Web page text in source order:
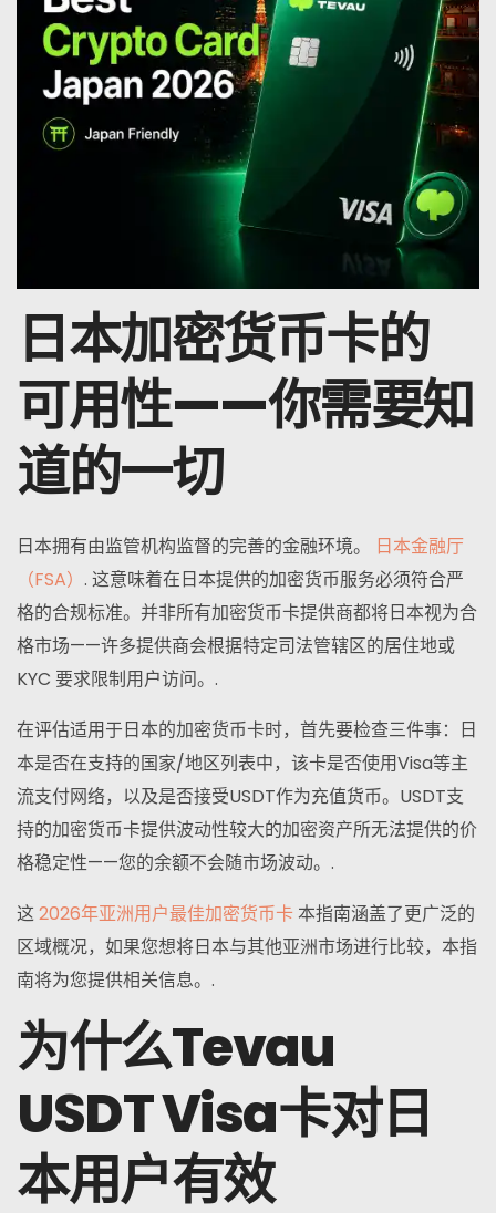
日本加密货币卡的
可用性——你需要知
道的一切
日本拥有由监管机构监督的完善的金融环境。 日本金融厅
（FSA） . 这意味着在日本提供的加密货币服务必须符合严
格的合规标准。并非所有加密货币卡提供商都将日本视为合
格市场——许多提供商会根据特定司法管辖区的居住地或
KYC 要求限制用户访问。.
在评估适用于日本的加密货币卡时，首先要检查三件事：日
本是否在支持的国家/地区列表中，该卡是否使用Visa等主
流支付网络，以及是否接受USDT作为充值货币。USDT支
持的加密货币卡提供波动性较大的加密资产所无法提供的价
格稳定性——您的余额不会随市场波动。.
这2026年亚洲用户最佳加密货币卡本指南涵盖了更广泛的
区域概况，如果您想将日本与其他亚洲市场进行比较，本指
南将为您提供相关信息。.
为什么Tevau
USDT Visa卡对日
本用户有效